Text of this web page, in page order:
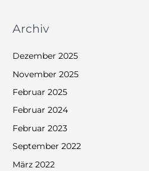
Archiv
Dezember 2025
November 2025
Februar 2025
Februar 2024
Februar 2023
September 2022
März 2022